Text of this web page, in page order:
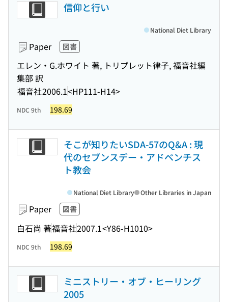
信仰と行い
Paper 図書
エレン・G.ホワイト 著, トリプレット律子, 福音社編
集部 訳
福音社2006.1<HP111-H14>
National Diet Library
NDC 9th 198.69
そこが知りたいSDA-57のQ&A : 現
代のセブンスデー・アドベンチス
ト教会
Paper 図書
白石尚 著福音社2007.1<Y86-H1010>
National Diet Library Other Libraries in Japan
NDC 9th 198.69
ミニストリー・オブ・ヒーリング
2005